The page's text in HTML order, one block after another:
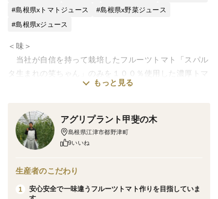
島根県xトマトジュース
島根県x野菜ジュース
島根県xジュース
＜味＞
当社が自信を持って栽培したフルーツトマト「スパル
タ生まれの笑ちゃん」のみを１００％使用した濃厚トマ
トピューレです。凝縮された上質な甘みを食卓でぜひご
ソース、スープなど、トマト系メニューのベースとし
て幅広く使えます。
食塩不使用の優しいピューレです☆
もっと見る
アグリプラント甲斐の木
島根県江津市都野津町
9いいね
生産者のこだわり
1
安心安全で一味違うフルーツトマト作りを目指していま